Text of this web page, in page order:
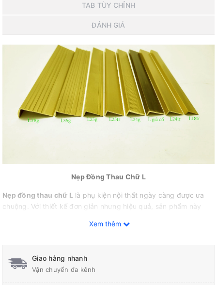
TAB TÙY CHỈNH
ĐÁNH GIÁ
Nẹp Đồng Thau Chữ L
Nẹp đồng thau chữ L là phụ kiện nội thất ngày càng được ưa
chuộng. Với thiết kế đơn giản nhưng hiệu quả, sản phẩm này
như lát sàn gỗ, sàn nhựa, ốp tường, và cầu thang.
Công Dụng
Xem thêm
Giao hàng nhanh
Vận chuyển đa kênh